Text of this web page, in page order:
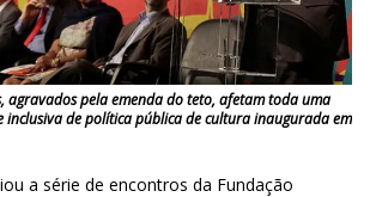
agravados pela emenda do teto, afetam toda uma
inclusiva de política pública de cultura inaugurada em
a série de encontros da Fundação